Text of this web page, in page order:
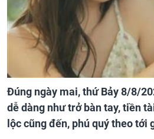
Đúng ngày mai, thứ Bảy 8/8/
dễ dàng như trở bàn tay, tiền
lộc cũng đến, phú quý theo tới